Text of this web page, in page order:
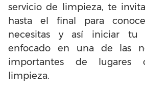
servicio de limpieza, te
hasta el final para
necesitas y así iniciar tu
enfocado en una de las
importantes de lugares
limpieza.